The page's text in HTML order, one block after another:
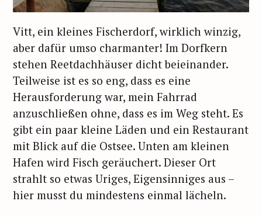
Vitt, ein kleines Fischerdorf, wirklich winzig,
aber dafür umso charmanter! Im Dorfkern
stehen Reetdachhäuser dicht beieinander.
Teilweise ist es so eng, dass es eine
Herausforderung war, mein Fahrrad
anzuschließen ohne, dass es im Weg steht. Es
gibt ein paar kleine Läden und ein Restaurant
mit Blick auf die Ostsee. Unten am kleinen
Hafen wird Fisch geräuchert. Dieser Ort
strahlt so etwas Uriges, Eigensinniges aus –
hier musst du mindestens einmal lächeln.